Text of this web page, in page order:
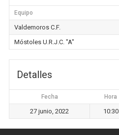
Equipo
Valdemoros C.F.
Móstoles U.R.J.C. "A"
Detalles
Fecha Hora
27 junio, 2022 10:30